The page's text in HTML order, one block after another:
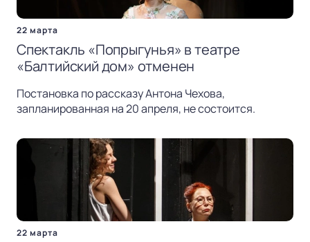
22 марта
Спектакль «Попрыгунья» в театре
«Балтийский дом» отменен
Постановка по рассказу Антона Чехова,
запланированная на 20 апреля, не состоится.
22 марта